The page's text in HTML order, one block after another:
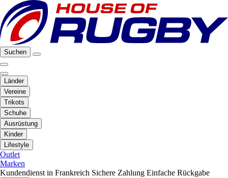
Suchen
Länder
Vereine
Trikots
Schuhe
Ausrüstung
Kinder
Lifestyle
Outlet
Marken
Kundendienst in Frankreich Sichere Zahlung Einfache Rückgabe